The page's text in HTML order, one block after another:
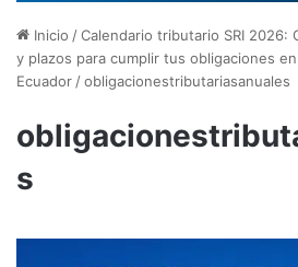
Inicio /Calendario tributario SRI 2026:
y plazos para cumplir tus obligaciones en
Ecuador /obligacionestributariasanuales
s